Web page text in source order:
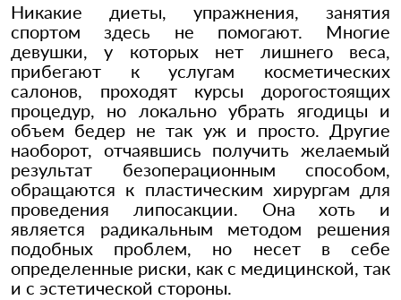
Никакие диеты, упражнения, занятия
спортом здесь не помогают. Многие
девушки, у которых нет лишнего веса,
прибегают к услугам косметических
салонов, проходят курсы дорогостоящих
процедур, но локально убрать ягодицы и
объем бедер не так уж и просто. Другие
наоборот, отчаявшись получить желаемый
результат безоперационным способом,
обращаются к пластическим хирургам для
проведения липосакции. Она хоть и
является радикальным методом решения
подобных проблем, но несет в себе
определенные риски, как с медицинской, так
и с эстетической стороны.